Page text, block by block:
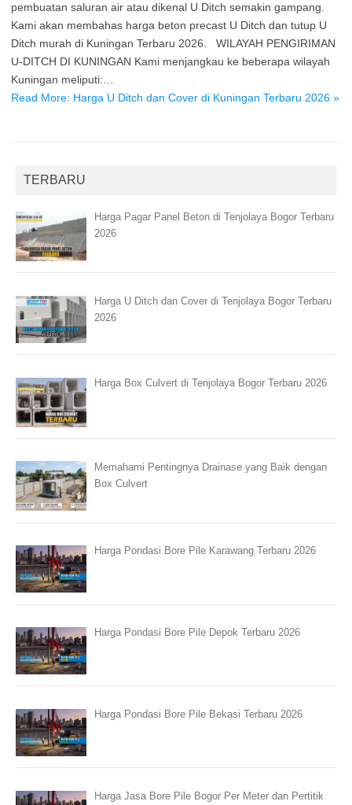
pembuatan saluran air atau dikenal U Ditch semakin gampang.
Kami akan membahas harga beton precast U Ditch dan tutup U
Ditch murah di Kuningan Terbaru 2026. WILAYAH PENGIRIMAN
U-DITCH DI KUNINGAN Kami menjangkau ke beberapa wilayah
Kuningan meliputi:…
Read More: Harga U Ditch dan Cover di Kuningan Terbaru 2026 »
TERBARU
Harga Pagar Panel Beton di Tenjolaya Bogor Terbaru
2026
Harga U Ditch dan Cover di Tenjolaya Bogor Terbaru
2026
Harga Box Culvert di Tenjolaya Bogor Terbaru 2026
Memahami Pentingnya Drainase yang Baik dengan
Box Culvert
Harga Pondasi Bore Pile Karawang Terbaru 2026
Harga Pondasi Bore Pile Depok Terbaru 2026
Harga Pondasi Bore Pile Bekasi Terbaru 2026
Harga Jasa Bore Pile Bogor Per Meter dan Pertitik